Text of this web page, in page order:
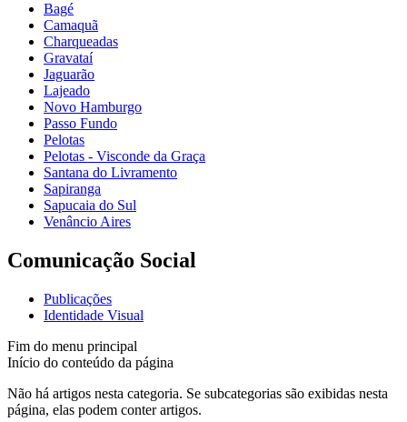
Bagé
Camaquã
Charqueadas
Gravataí
Jaguarão
Lajeado
Novo Hamburgo
Passo Fundo
Pelotas
Pelotas - Visconde da Graça
Santana do Livramento
Sapiranga
Sapucaia do Sul
Venâncio Aires
Comunicação Social
Publicações
Identidade Visual
Fim do menu principal
Início do conteúdo da página
Não há artigos nesta categoria. Se subcategorias são exibidas nesta
página, elas podem conter artigos.